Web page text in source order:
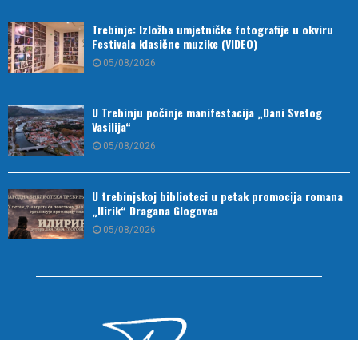
Trebinje: Izložba umjetničke fotografije u okviru
Festivala klasične muzike (VIDEO)
05/08/2026
U Trebinju počinje manifestacija „Dani Svetog
Vasilija“
05/08/2026
U trebinjskoj biblioteci u petak promocija romana
„Ilirik“ Dragana Glogovca
05/08/2026